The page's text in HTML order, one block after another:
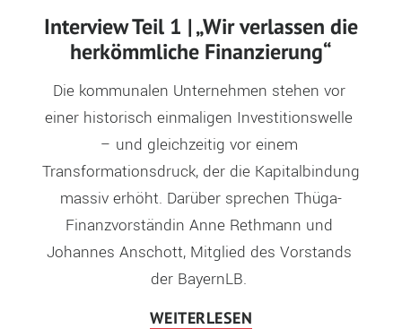
Interview Teil 1 | „Wir verlassen die
herkömmliche Finanzierung“
Die kommunalen Unternehmen stehen vor
einer historisch einmaligen Investitionswelle
– und gleichzeitig vor einem
Transformationsdruck, der die Kapitalbindung
massiv erhöht. Darüber sprechen Thüga-
Finanzvorständin Anne Rethmann und
Johannes Anschott, Mitglied des Vorstands
der BayernLB.
WEITERLESEN